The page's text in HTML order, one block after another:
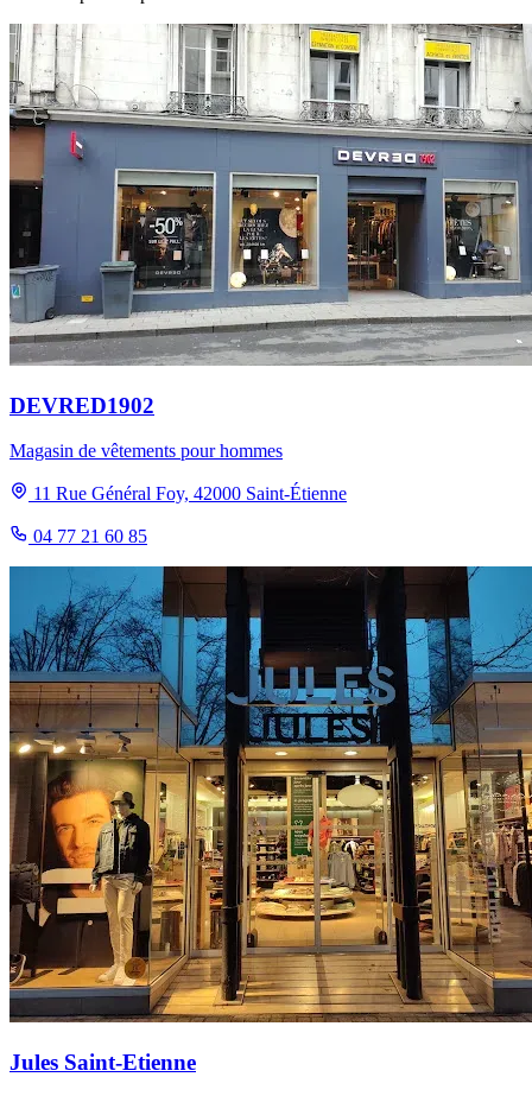
DEVRED1902
Magasin de vêtements pour hommes
11 Rue Général Foy, 42000 Saint-Étienne
04 77 21 60 85
Jules Saint-Etienne